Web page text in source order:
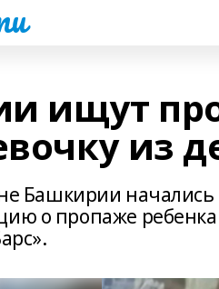
ищут
из
Башкирии
о пропаже